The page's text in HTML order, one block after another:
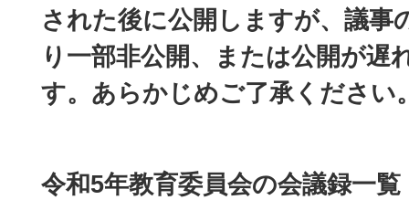
された後に公開しますが、議事
り一部非公開、または公開が遅
す。あらかじめご了承ください
令和5年教育委員会の会議録一覧